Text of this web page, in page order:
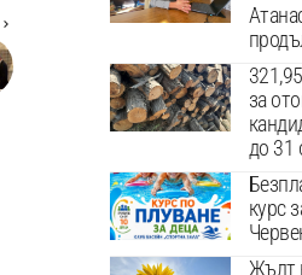
за
до 31
курс
Жълт